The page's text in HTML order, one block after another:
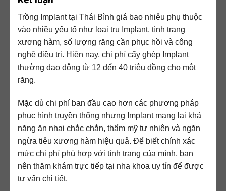
Trồng Implant tại Thái Bình giá bao nhiêu phụ thuộc
vào nhiều yếu tố như loại trụ Implant, tình trạng
xương hàm, số lượng răng cần phục hồi và công
nghệ điều trị. Hiện nay, chi phí cấy ghép Implant
thường dao động từ 12 đến 40 triệu đồng cho một
răng.
Mặc dù chi phí ban đầu cao hơn các phương pháp
phục hình truyền thống nhưng Implant mang lại khả
năng ăn nhai chắc chắn, thẩm mỹ tự nhiên và ngăn
ngừa tiêu xương hàm hiệu quả. Để biết chính xác
mức chi phí phù hợp với tình trạng của mình, bạn
nên thăm khám trực tiếp tại nha khoa uy tín để được
tư vấn chi tiết.